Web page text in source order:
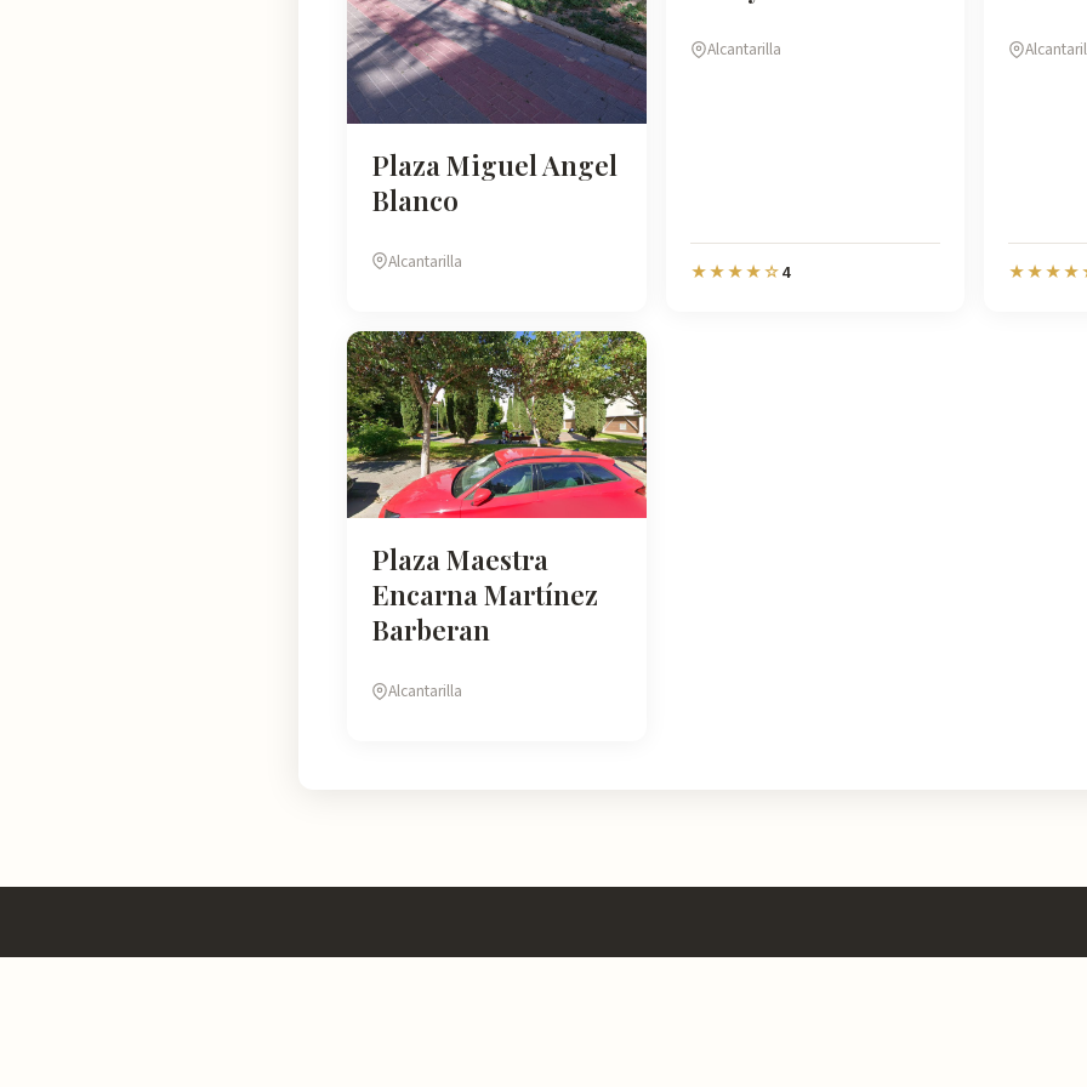
Plaza Miguel Angel
Blanco
Alcantarilla
Alcantarilla
★★★★☆4
Plaza Maestra
Encarna Martínez
Barberan
Alcantarilla